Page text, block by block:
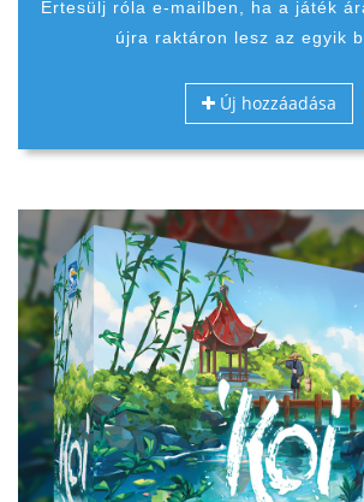
Értesülj róla e-mailben, ha a játék
újra raktáron lesz az egyik
Új hozzáadása